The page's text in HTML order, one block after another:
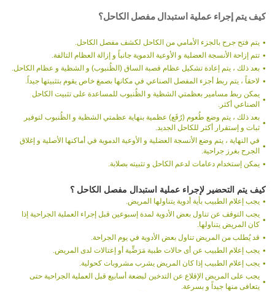
كيف يتم إجراء عملية استبدال مفصل الكاحل؟
يتم فتح جرح بالجزء الأمامي من الكاحل لكشف مفصل الكاحل.
تتم إزاحة الأنسجة العضلية و الأوعية الدموية جانباً و إزالة العظام التالفة.
بعد ذلك ، يتم إعادة تشكيل عظام قصبة الساق (الظُنبوب) و الشظية و عظام الكاحل.
لاحقاً ، يتم ربط أجزء المفصل الصناعي في مكانها بصمغ خاص يقوم بتثبيتها جيداً.
يمكن ربط مسامير بعظمتي الشظية و الظُنبوب للمساعدة على تثبيت الكاحل
الصناعي أكثر.
بعد ذلك ، يتم وضع طُعوم (رُقَع) عظمية بنهاية عظمتي الشظية و الظُنبوب لتوفير
ثبات و إستقرار أكثر للكاحل الجديد.
في النهاية ، يتم وضع الأنسجة العضلية و الأوعية الدموية في أماكنها الأصلية و إغلاق
الجرح بغرز جراحية.
يمكن إستخدام دعامات لدعم الكاحل و تثبيته بصلابة.
كيف يتم التحضير لإجراء عملية استبدال مفصل الكاحل ؟
يجب إعلام الطبيب بأية أدوية يتناولها المريض.
يجب التوقف عن تناول بعض الأدوية لمدة إسبوعين قبل إجراء العملية الجراحية إذا
كان المريض يتناولها.
قد يُطلب من المريض تناول بعض الأدوية في يوم الجراحة.
يجب إعلام الطبيب عن أى حالات طبية مَرَضٍّية أو إعتالات لدى المريض.
يجب إعلام الطبيب إذا كان المريض يشرب مشروبات كحولية.
يجب على المريض الإقلاع عن التدخين لبضعة أسابيع قبل العملية الجراحية حتى
يتعافى منها جيداً و بسرعة.